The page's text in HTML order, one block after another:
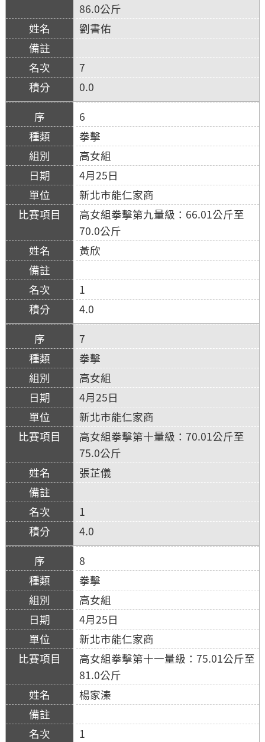
86.0公斤
劉書佑
7
0.0
6
拳擊
高女組
4月25日
新北市能仁家商
高女組拳擊第九量級：66.01公斤至
70.0公斤
黃欣
1
4.0
7
拳擊
高女組
4月25日
新北市能仁家商
高女組拳擊第十量級：70.01公斤至
75.0公斤
張芷儀
1
4.0
8
拳擊
高女組
4月25日
新北市能仁家商
高女組拳擊第十一量級：75.01公斤至
81.0公斤
楊家溱
1